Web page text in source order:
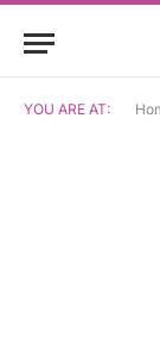
YOU ARE AT: